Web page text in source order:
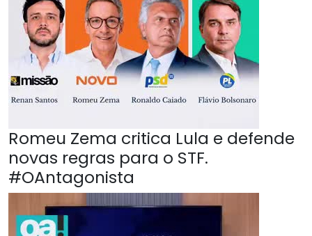
Romeu Zema critica Lula e defende
novas regras para o STF.
#OAntagonista